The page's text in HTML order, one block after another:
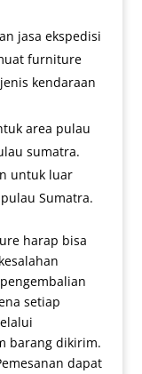
jasa ekspedisi
furniture
kendaraan
area pulau
sumatra.
untuk luar
Sumatra.
harap bisa
setiap
barang dikirim.
dapat